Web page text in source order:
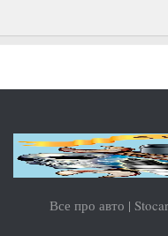
Все про авто |